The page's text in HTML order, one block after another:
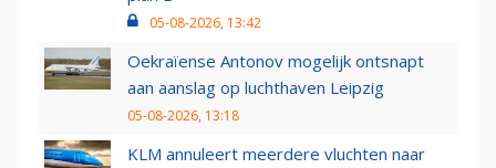
05-08-2026, 13:42
Oekraïense Antonov mogelijk ontsnapt
aan aanslag op luchthaven Leipzig
05-08-2026, 13:18
KLM annuleert meerdere vluchten naar